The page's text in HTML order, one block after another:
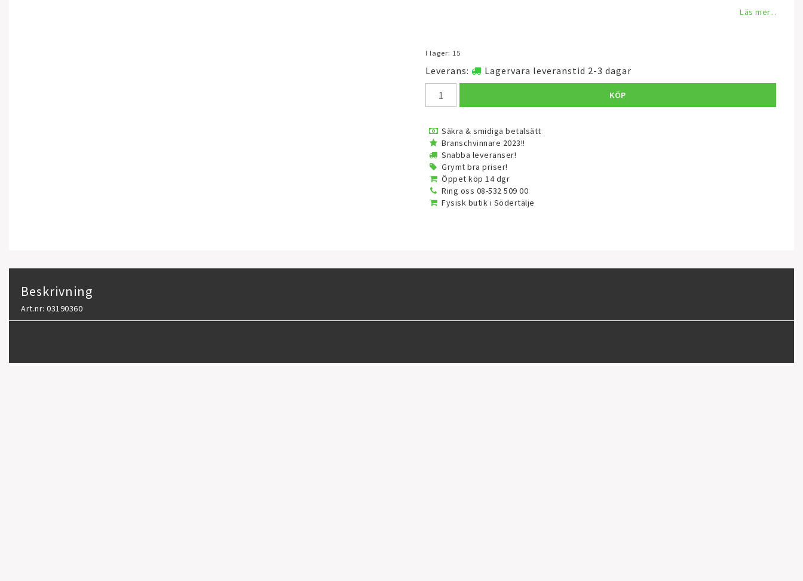
Läs mer...
I lager: 15
Leverans: Lagervara leveranstid 2-3 dagar
KÖP
Säkra & smidiga betalsätt
Branschvinnare 2023!!
Snabba leveranser!
Grymt bra priser!
Öppet köp 14 dgr
Ring oss 08-532 509 00
Fysisk butik i Södertälje
Beskrivning
Art.nr: 03190360